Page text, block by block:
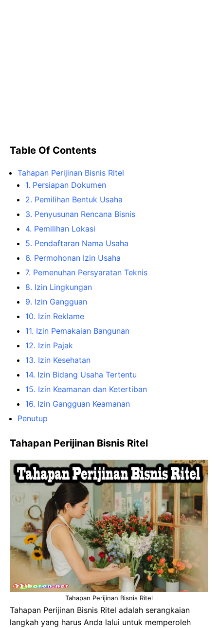
Table Of Contents
Tahapan Perijinan Bisnis Ritel
1. Persiapan Dokumen
2. Pemilihan Bentuk Usaha
3. Penyusunan Rencana Bisnis
4. Pemilihan Lokasi
5. Pendaftaran Nama Usaha
6. Permohonan Izin Usaha
7. Pemenuhan Persyaratan Teknis
8. Izin Lingkungan
9. Izin Gangguan
10. Izin Reklame
11. Izin Pemakaian Bangunan
12. Izin Pajak
13. Izin Kesehatan
14. Izin Bidang Usaha Tertentu
15. Izin Keamanan dan Ketertiban
16. Izin Gangguan Keamanan
Penutup
Tahapan Perijinan Bisnis Ritel
Tahapan Perijinan Bisnis Ritel
Tahapan Perijinan Bisnis Ritel adalah serangkaian
langkah yang harus Anda lalui untuk memperoleh